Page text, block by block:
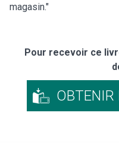
magasin."
Pour recevoir ce
OBTENIR